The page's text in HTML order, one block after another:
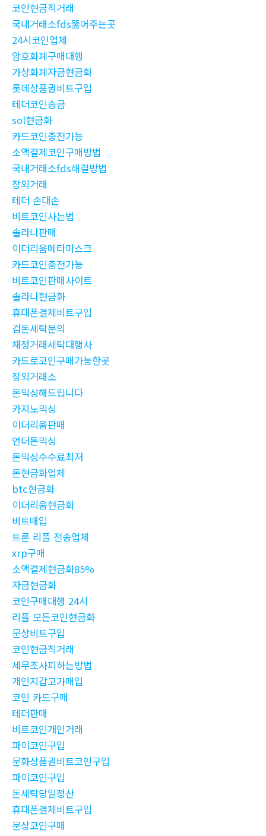
코인현금직거래
국내거래소fds뚫어주는곳
24시코인업체
암호화폐구매대행
가상화폐자금현금화
롯데상품권비트구입
테더코인송금
sol현금화
카드코인충전가능
소액결제코인구매방법
국내거래소fds해결방법
장외거래
테더 손대손
비트코인사는법
솔라나판매
이더리움메타마스크
카드코인충전가능
비트코인판매사이트
솔라나현금화
휴대폰결제비트구입
검돈세탁문의
재정거래세탁대행사
카드로코인구매가능한곳
장외거래소
돈믹싱해드립니다
카지노믹싱
이더리움판매
언더돈믹싱
돈믹싱수수료최저
돈현금화업체
btc현금화
이더리움현금화
비트매입
트론 리플 전송업체
xrp구매
소액결제현금화85%
자금현금화
코인구매대행 24시
리플 모든코인현금화
문상비트구입
코인현금직거래
세무조사피하는방법
개인지갑고가매입
코인 카드구매
테더판매
비트코인개인거래
파이코인구입
문화상품권비트코인구입
파이코인구입
돈세탁당일정산
휴대폰결제비트구입
문상코인구매